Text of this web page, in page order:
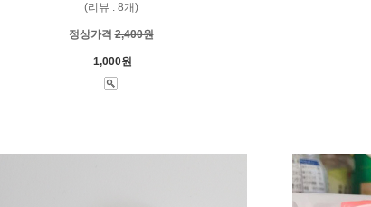
(리뷰 : 8개)
정상가격2,400원
1,000원